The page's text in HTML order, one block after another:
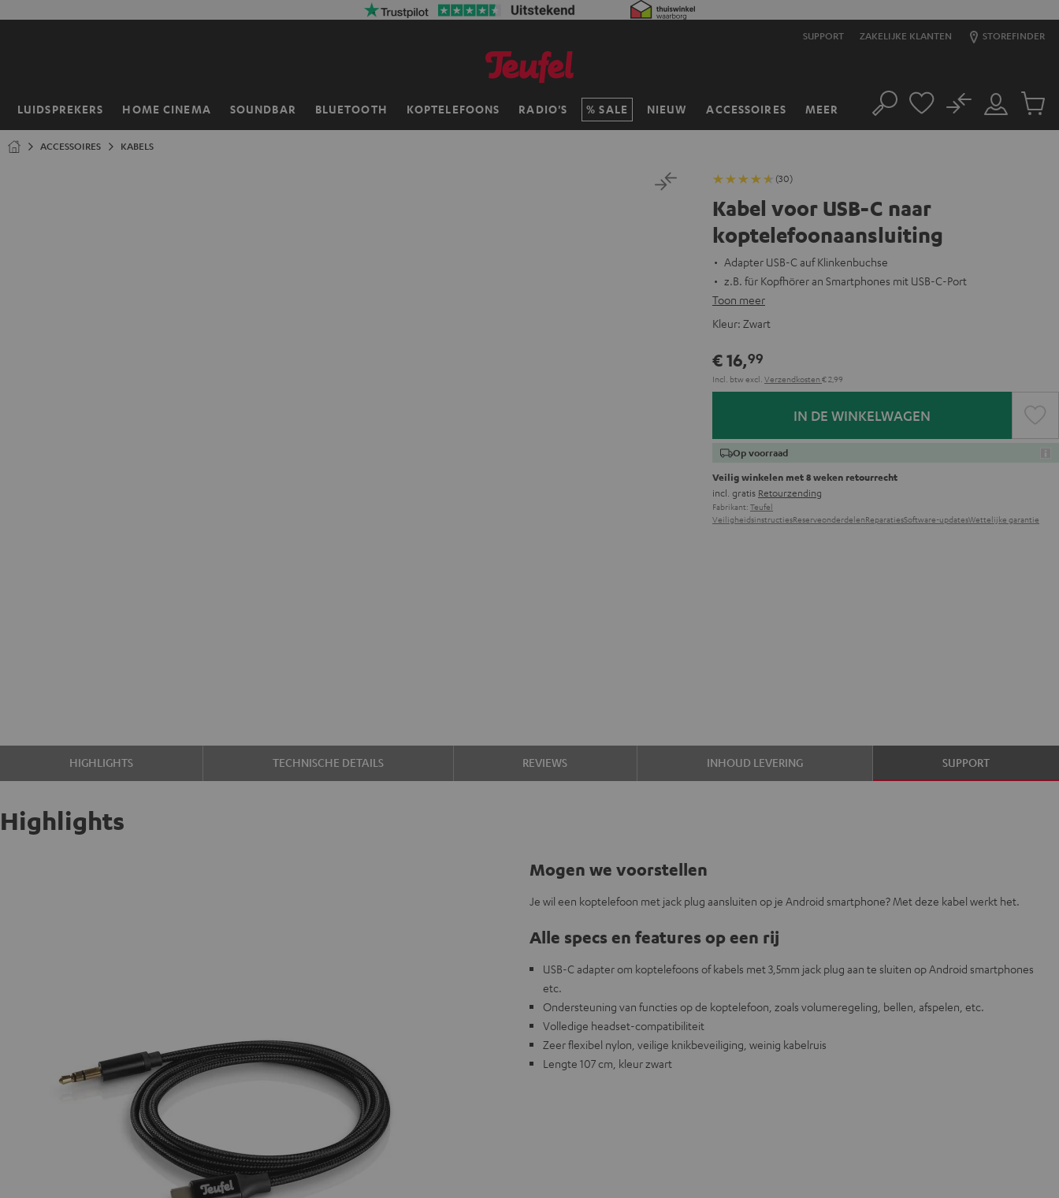
SUPPORT ZAKELIJKE KLANTEN STOREFINDER
LUIDSPREKERS HOME CINEMA SOUNDBAR BLUETOOTH KOPTELEFOONS RADIO'S SALE NIEUW ACCESSOIRES MEER
Home Zoeken
Mijn
account
No
ACCESSOIRES KABELS
(30)
Kabel voor USB-C naar
koptelefoonaansluiting
Adapter USB-C auf Klinkenbuchse
z.B. für Kopfhörer an Smartphones mit USB-C-Port
Toon meer
Kleur: Zwart
€ 16,99
Incl. btwexcl. Verzendkosten € 2,99
IN DE WINKELWAGEN
Op voorraad
Veilig winkelen met 8 weken retourrecht
incl. gratis Retourzending
Fabrikant: Teufel
VeiligheidsinstructiesReserveonderdelenReparatiesSoftware-updatesWettelijke garantie
HIGHLIGHTS TECHNISCHE DETAILS REVIEWS INHOUD LEVERING SUPPORT
Highlights
Mogen we voorstellen
Je wil een koptelefoon met jack plug aansluiten op je Android smartphone? Met deze kabel werkt het.
Alle specs en features op een rij
USB-C adapter om koptelefoons of kabels met 3,5mm jack plug aan te sluiten op Android smartphones
etc.
Ondersteuning van functies op de koptelefoon, zoals volumeregeling, bellen, afspelen, etc.
Volledige headset-compatibiliteit
Zeer flexibel nylon, veilige knikbeveiliging, weinig kabelruis
Lengte 107 cm, kleur zwart